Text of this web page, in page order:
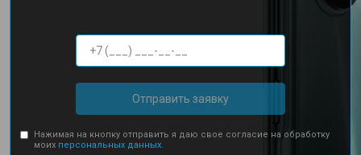
Отправить заявку
Нажимая на кнопку отправить я даю свое согласие на обработку
моих персональных данных.